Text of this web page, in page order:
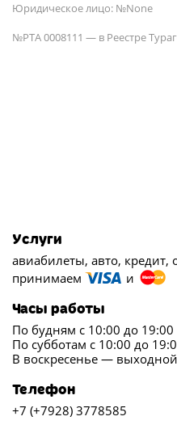
Юридическое лицо: №None
№РТА 0008111 — в Реестре
Услуги
авиабилеты, авто, кредит,
принимаем
и
Часы работы
По будням с 10:00 до 19:00
По субботам с 10:00 до
В воскресенье — выходной
Телефон
+7 (+7928) 3778585